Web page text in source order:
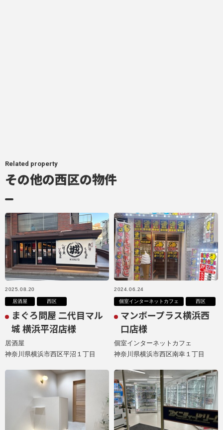
Related property
その他の西区の物件
2025.08.20
居酒屋 西区
まぐろ問屋 二代目マル
城 横浜平沼店様
居酒屋
神奈川県横浜市西区平沼１丁目
2024.06.24
個室インターネットカフェ 西区
マンボープラス横浜西
口店様
個室インターネットカフェ
神奈川県横浜市西区南幸１丁目